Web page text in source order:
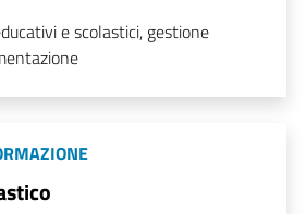
e scolastici, gestione